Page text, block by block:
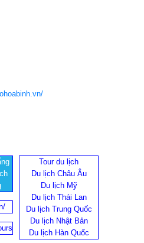
Tour du lịch
Du lịch Châu Âu
Du lịch Mỹ
Du lịch Thái Lan
Du lịch Trung Quốc
Du lịch Nhật Bản
Du lịch Hàn Quốc